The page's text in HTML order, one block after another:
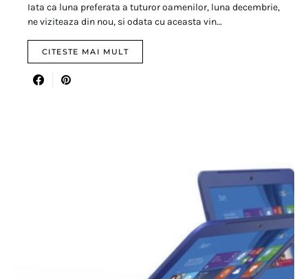
Iata ca luna preferata a tuturor oamenilor, luna decembrie,
ne viziteaza din nou, si odata cu aceasta vin…
CITESTE MAI MULT